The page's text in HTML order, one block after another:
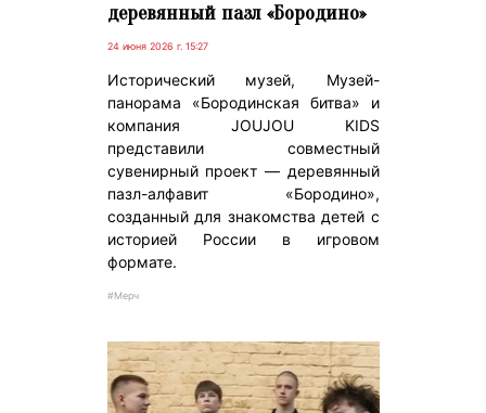
деревянный пазл «Бородино»
24 июня 2026 г. 15:27
Исторический музей, Музей-
панорама «Бородинская битва» и
компания JOUJOU KIDS
представили совместный
сувенирный проект — деревянный
пазл-алфавит «Бородино»,
созданный для знакомства детей с
историей России в игровом
формате.
#Мерч